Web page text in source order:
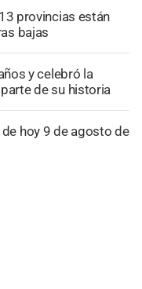
provincias están
bajas
y celebró la
de su historia
hoy 9 de agosto de